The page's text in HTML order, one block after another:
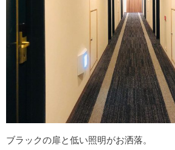
ブラックの扉と低い照明がお洒落。